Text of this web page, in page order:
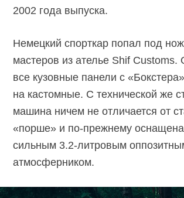
2002 года выпуска.
Немецкий спорткар попал под
мастеров из ателье Shif Customs.
все кузовные панели с
на кастомные. С технической же
машина ничем не отличается от
«порше» и по-прежнему
сильным 3.2-литровым
атмосферником.